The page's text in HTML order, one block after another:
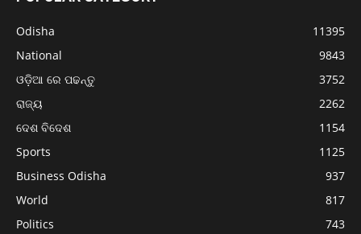
Odisha
11395
National
9843
ଓଡ଼ିଆ ରେ ପଢନ୍ତୁ
3752
ରାଜ୍ୟ
2262
ଦେଶ ବିଦେଶ
1154
Sports
1125
Business Odisha
937
World
817
Politics
743